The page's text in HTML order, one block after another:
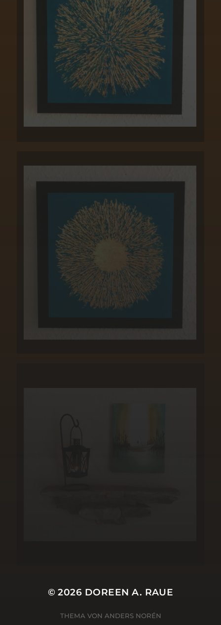
© 2026 DOREEN A. RAUE
THEMA VON ANDERS NORÉN